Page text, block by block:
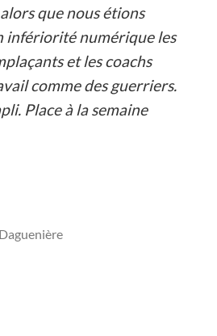
que nous étions
infériorité numérique les
et les coachs
comme des guerriers.
Place à la semaine